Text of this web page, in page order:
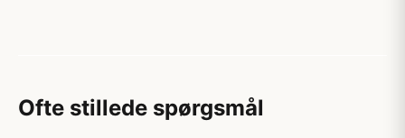
Ofte stillede spørgsmål